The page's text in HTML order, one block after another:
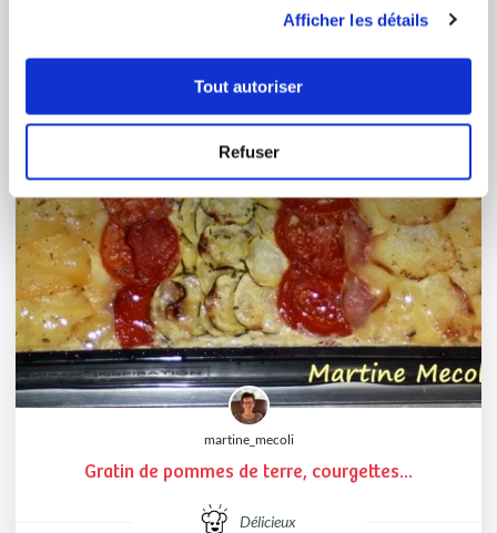
Afficher les détails
Tout autoriser
Refuser
martine_mecoli
Gratin de pommes de terre, courgettes...
Délicieux